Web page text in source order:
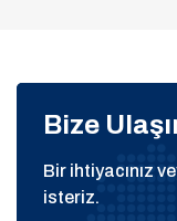
Bize
Bir ihtiyacınız
isteriz.